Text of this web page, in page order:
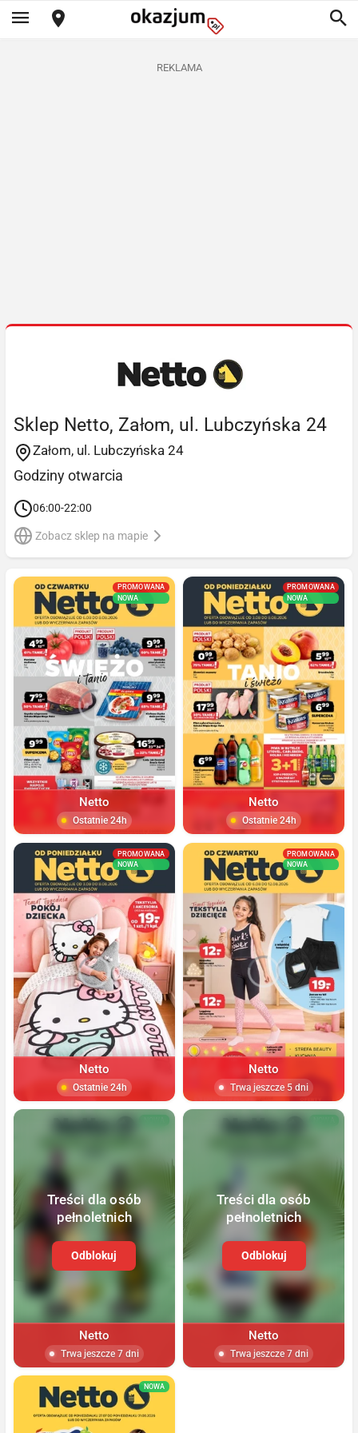
REKLAMA
Sklep Netto, Załom, ul. Lubczyńska 24
Załom, ul. Lubczyńska 24
Godziny otwarcia
06:00-22:00
Zobacz sklep na mapie
PROMOWANA
NOWA
Netto
Ostatnie 24h
PROMOWANA
NOWA
Netto
Ostatnie 24h
PROMOWANA
NOWA
Netto
Ostatnie 24h
PROMOWANA
NOWA
Netto
Trwa jeszcze 5 dni
Treści dla osób
pełnoletnich
Odblokuj
Netto
Trwa jeszcze 7 dni
Treści dla osób
pełnoletnich
Odblokuj
Netto
Trwa jeszcze 7 dni
NOWA